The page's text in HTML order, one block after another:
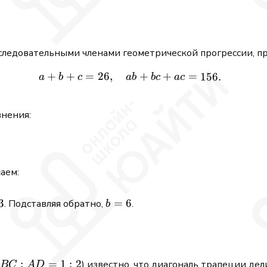
\cdot
2
\cdot
членами геометрической прогрессии,
a + b + c = 26,\quad ab +
a + b + c = 26, ab + bc + ac = 156.
. Подставляя обратно,b
b = 6.
BC:AD
: = 1 : 2